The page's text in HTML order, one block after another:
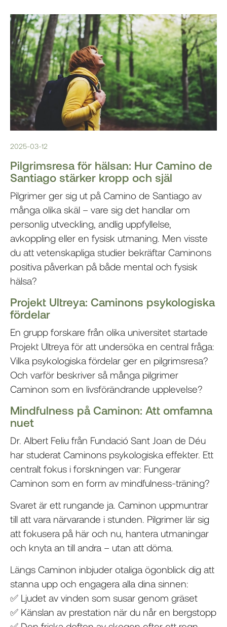
2025-03-12
Pilgrimsresa för hälsan: Hur Camino de
Santiago stärker kropp och själ
Pilgrimer ger sig ut på Camino de Santiago av
många olika skäl – vare sig det handlar om
personlig utveckling, andlig uppfyllelse,
avkoppling eller en fysisk utmaning. Men visste
du att vetenskapliga studier bekräftar Caminons
positiva påverkan på både mental och fysisk
hälsa?
Projekt Ultreya: Caminons psykologiska
fördelar
En grupp forskare från olika universitet startade
Projekt Ultreya för att undersöka en central fråga:
Vilka psykologiska fördelar ger en pilgrimsresa?
Och varför beskriver så många pilgrimer
Caminon som en livsförändrande upplevelse?
Mindfulness på Caminon: Att omfamna
nuet
Dr. Albert Feliu från Fundació Sant Joan de Déu
har studerat Caminons psykologiska effekter. Ett
centralt fokus i forskningen var: Fungerar
Caminon som en form av mindfulness-träning?
Svaret är ett rungande ja. Caminon uppmuntrar
till att vara närvarande i stunden. Pilgrimer lär sig
att fokusera på här och nu, hantera utmaningar
och knyta an till andra – utan att döma.
Längs Caminon inbjuder otaliga ögonblick dig att
stanna upp och engagera alla dina sinnen:
✅ Ljudet av vinden som susar genom gräset
✅ Känslan av prestation när du når en bergstopp